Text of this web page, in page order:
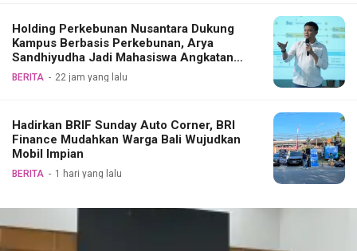
Holding Perkebunan Nusantara Dukung
Kampus Berbasis Perkebunan, Arya
Sandhiyudha Jadi Mahasiswa Angkatan
Pertama Magister ITSI
BERITA 22 jam yang lalu
Hadirkan BRIF Sunday Auto Corner, BRI
Finance Mudahkan Warga Bali Wujudkan
Mobil Impian
BERITA 1 hari yang lalu